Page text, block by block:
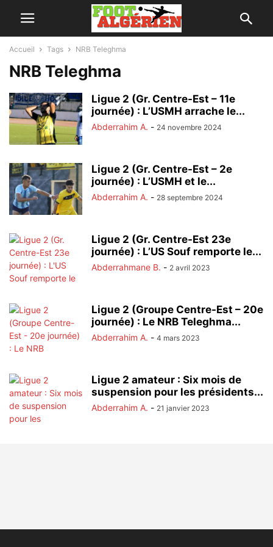
Accueil Tags NRB Teleghma
NRB Teleghma
Ligue 2 (Gr. Centre-Est – 11e
journée) : L’USMH arrache le...
Abderrahim A. - 24 novembre 2024
Ligue 2 (Gr. Centre-Est – 2e
journée) : L’USMH et le...
Abderrahim A. - 28 septembre 2024
Ligue 2 (Gr. Centre-Est 23e
journée) : L’US Souf remporte le...
Abderrahmane B. - 2 avril 2023
Ligue 2 (Groupe Centre-Est – 20e
journée) : Le NRB Teleghma...
Abderrahim A. - 4 mars 2023
Ligue 2 amateur : Six mois de
suspension pour les présidents...
Abderrahim A. - 21 janvier 2023